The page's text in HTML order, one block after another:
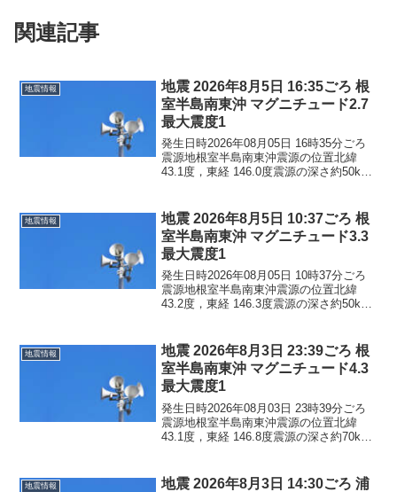
関連記事
地震情報
地震 2026年8月5日 16:35ごろ 根
室半島南東沖 マグニチュード2.7
最大震度1
発生日時2026年08月05日 16時35分ごろ
震源地根室半島南東沖震源の位置北緯
43.1度，東経 146.0度震源の深さ約50km
りません。震度1北海道根室市
地震情報
地震 2026年8月5日 10:37ごろ 根
室半島南東沖 マグニチュード3.3
最大震度1
発生日時2026年08月05日 10時37分ごろ
震源地根室半島南東沖震源の位置北緯
43.2度，東経 146.3度震源の深さ約50km
りません。震度1北海道根室市
地震情報
地震 2026年8月3日 23:39ごろ 根
室半島南東沖 マグニチュード4.3
最大震度1
発生日時2026年08月03日 23時39分ごろ
震源地根室半島南東沖震源の位置北緯
43.1度，東経 146.8度震源の深さ約70km
りません。震度1北海道浜中町...
地震情報
地震 2026年8月3日 14:30ごろ 浦